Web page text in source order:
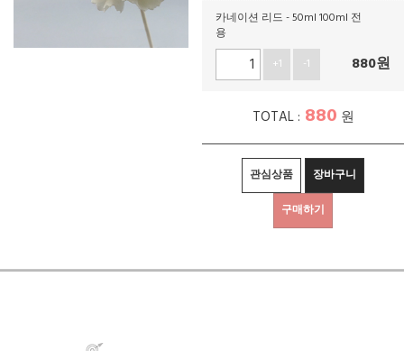
카네이션 리드 - 50ml 100ml 전
용
+1
-1 880원
TOTAL : 880 원
관심상품
장바구니
구매하기